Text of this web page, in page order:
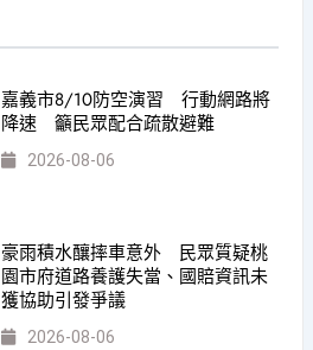
嘉義市8/10防空演習 行動網路將
降速 籲民眾配合疏散避難
2026-08-06
豪雨積水釀摔車意外 民眾質疑桃
園市府道路養護失當、國賠資訊未
獲協助引發爭議
2026-08-06